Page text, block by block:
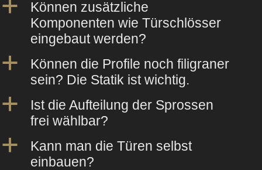
a
Können zusätzliche
Komponenten wie Türschlösser
eingebaut werden?
a
Können die Profile noch filigraner
sein? Die Statik ist wichtig.
a
Ist die Aufteilung der Sprossen
frei wählbar?
a
Kann man die Türen selbst
einbauen?